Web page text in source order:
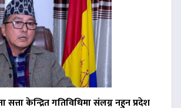
सत्ता केन्द्रित गतिविधिमा संलग्न नहुन प्रदेश